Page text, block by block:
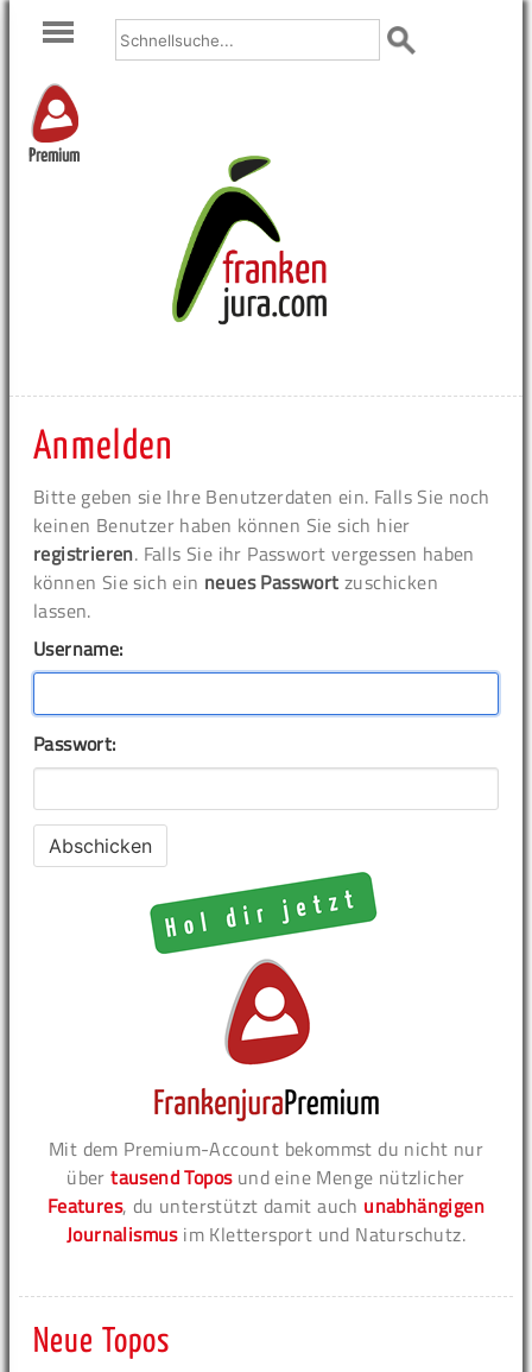
Premium
Anmelden
Bitte geben sie Ihre Benutzerdaten ein. Falls Sie noch
keinen Benutzer haben können Sie sich hier
registrieren. Falls Sie ihr Passwort vergessen haben
können Sie sich ein neues Passwort zuschicken
lassen.
Username:
Passwort:
Mit dem Premium-Account bekommst du nicht nur
übertausend Toposund eine Menge nützlicher
Features, du unterstützt damit auch unabhängigen
Journalismusim Klettersport und Naturschutz.
Neue Topos